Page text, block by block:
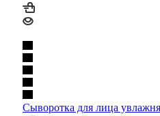
Сыворотка для лица